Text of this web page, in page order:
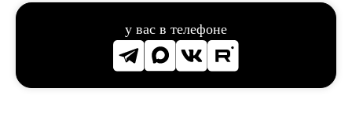
у вас в телефоне